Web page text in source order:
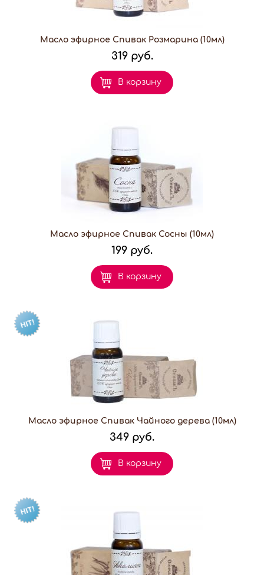
Масло эфирное Спивак Розмарина (10мл)
319 руб.
В корзину
Масло эфирное Спивак Сосны (10мл)
199 руб.
В корзину
Масло эфирное Спивак Чайного дерева (10мл)
349 руб.
В корзину